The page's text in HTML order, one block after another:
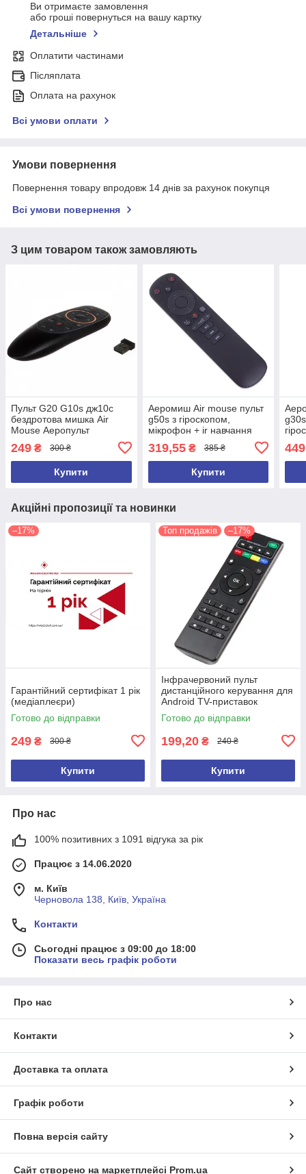
Ви отримаєте замовлення
або гроші повернуться на вашу картку
Детальніше
Оплатити частинами
Післяплата
Оплата на рахунок
Всі умови оплати
Умови повернення
Повернення товару впродовж 14 днів за рахунок покупця
Всі умови повернення
З цим товаром також замовляють
Пульт G20 G10s дж10c
бездротова мишка Air
Mouse Аеропульт
ГІРОСКОПОП
249 ₴ 300 ₴
Купити
Аеромиш Air mouse пульт
g50s з гіроскопом,
мікрофон + ir навчання
319,55₴ 385 ₴
Купити
Акційні пропозиції та новинки
–17%
Гарантійний сертифікат 1 рік
(медіаплеєри)
Готово до відправки
249 ₴ 300 ₴
Купити
Топ продажів –17%
Інфрачервоний пульт
дистанційного керування для
Android TV-приставок
Готово до відправки
199,20 ₴ 240 ₴
Купити
Про нас
100% позитивних з 1091 відгука за рік
Працює з 14.06.2020
м. Київ
Черновола 138, Київ, Україна
Контакти
Сьогодні працює з 09:00 до 18:00
Показати весь графік роботи
Про нас
Контакти
Доставка та оплата
Графік роботи
Повна версія сайту
Сайт створено на маркетплейсі Prom.ua